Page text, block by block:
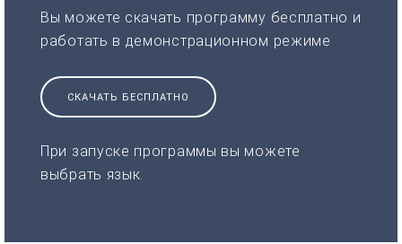
Вы можете скачать программу бесплатно и
работать в демонстрационном режиме
СКАЧАТЬ БЕСПЛАТНО
При запуске программы вы можете
выбрать язык.